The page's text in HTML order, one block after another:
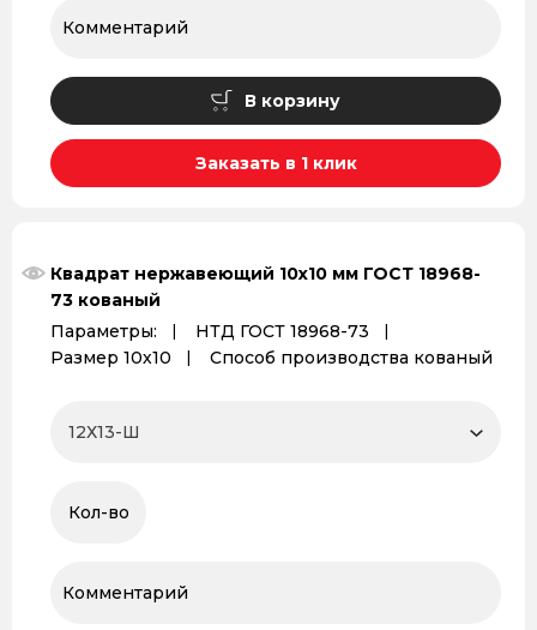
В корзину
Заказать в 1 клик
Квадрат нержавеющий 10х10 мм ГОСТ 18968-
73 кованый
Параметры:
НТД ГОСТ 18968-73
Размер 10х10
Способ производства кованый